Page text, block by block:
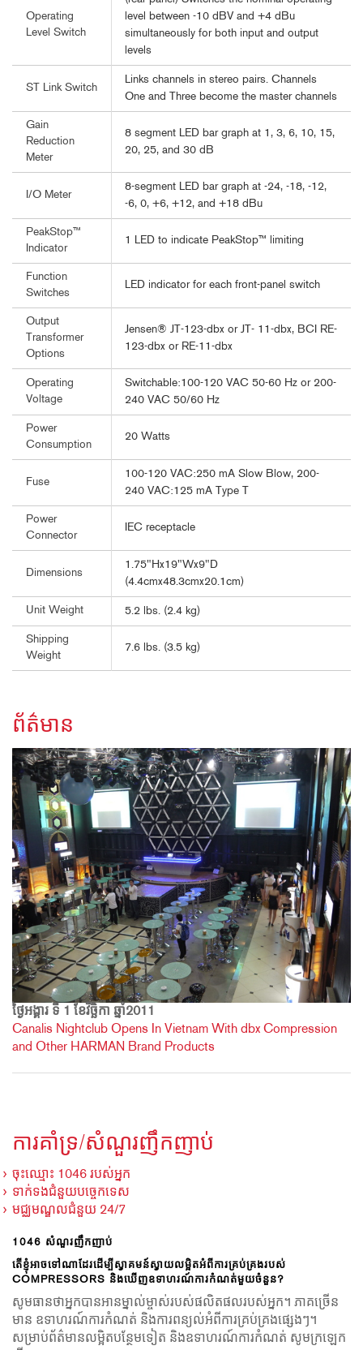
Operating
Level Switch
level between -10 dBV and +4 dBu
simultaneously for both input and output
levels
ST Link Switch
Links channels in stereo pairs. Channels
One and Three become the master channels
Gain
Reduction
Meter
8 segment LED bar graph at 1, 3, 6, 10, 15,
20, 25, and 30 dB
I/O Meter
8-segment LED bar graph at -24, -18, -12,
-6, 0, +6, +12, and +18 dBu
PeakStop™
Indicator
1 LED to indicate PeakStop™ limiting
Function
Switches
LED indicator for each front-panel switch
Output
Transformer
Options
Jensen® JT-123-dbx or JT- 11-dbx, BCI RE-
123-dbx or RE-11-dbx
Operating
Voltage
Switchable:100-120 VAC 50-60 Hz or 200-
240 VAC 50/60 Hz
Power
Consumption
20 Watts
Fuse
100-120 VAC:250 mA Slow Blow, 200-
240 VAC:125 mA Type T
Power
Connector
IEC receptacle
Dimensions
1.75"Hx19"Wx9"D
(4.4cmx48.3cmx20.1cm)
Unit Weight 5.2 lbs. (2.4 kg)
Shipping
Weight
7.6 lbs. (3.5 kg)
ព័ត៌មាន
ថ្ងៃអង្គារ ទី 1 ខែវិច្ឆិកា ឆ្នាំ2011
Canalis Nightclub Opens In Vietnam With dbx Compression
and Other HARMAN Brand Products
ការគាំទ្រ/សំណួរញឹកញាប់
ចុះឈ្មោះ 1046 របស់អ្នក
ទាក់ទងជំនួយបច្ចេកទេស
មជ្ឈមណ្ឌលជំនួយ 24/7
1046 សំណួរញឹកញាប់
តើខ្ញុំអាចទៅណាដែរដើម្បីស្វាគមន៍ស្វាយលម្អិតអំពីការគ្រប់គ្រងរបស់
COMPRESSORS និងឃើញឧទាហរណ៍ការកំណត់មួយចំនួន?
សូមធានថាអ្នកបានអានម្នាល់ម្ចាស់របស់ផលិតផលរបស់អ្នក។ ភាគច្រើន
មាន ឧទាហរណ៍ការកំណត់ និងការពន្យល់អំពីការគ្រប់គ្រងផ្សេងៗ។
សម្រាប់ព័ត៌មានលម្អិតបន្ថែមទៀត និងឧទាហរណ៍ការកំណត់ សូមក្រឡេក